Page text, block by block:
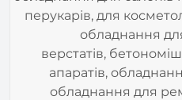
обладнання
верстатів,
апаратів,
обладнання для